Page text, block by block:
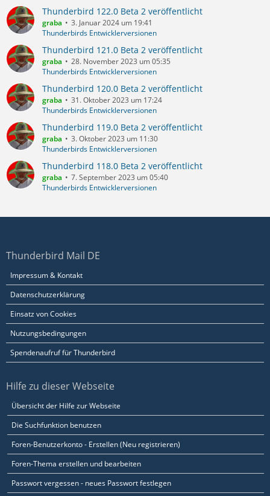
Thunderbird 122.0 Beta 2 veröffentlicht
graba
3. Januar 2024 um 19:41
Thunderbirds Entwicklerversionen
Thunderbird 121.0 Beta 2 veröffentlicht
graba
28. November 2023 um 05:35
Thunderbirds Entwicklerversionen
Thunderbird 120.0 Beta 2 veröffentlicht
graba
31. Oktober 2023 um 17:24
Thunderbirds Entwicklerversionen
Thunderbird 119.0 Beta 2 veröffentlicht
graba
3. Oktober 2023 um 11:30
Thunderbirds Entwicklerversionen
Thunderbird 118.0 Beta 2 veröffentlicht
graba
7. September 2023 um 05:40
Thunderbirds Entwicklerversionen
Thunderbird Mail DE
Impressum & Kontakt
Datenschutzerklärung
Einsatz von Cookies
Nutzungsbedingungen
Spendenaufruf für Thunderbird
Hilfe zu dieser Webseite
Übersicht der Hilfe zur Webseite
Die Suchfunktion benutzen
Foren-Benutzerkonto - Erstellen (Neu registrieren)
Foren-Thema erstellen und bearbeiten
Passwort vergessen - neues Passwort festlegen